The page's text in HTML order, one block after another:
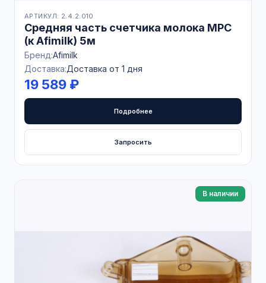
АРТИКУЛ: 2.4.2.010
Средняя часть счетчика молока MPC
(к Afimilk) 5м
Бренд:Afimilk
Доставка:Доставка от 1 дня
19 589 ₽
Подробнее
Запросить
В наличии